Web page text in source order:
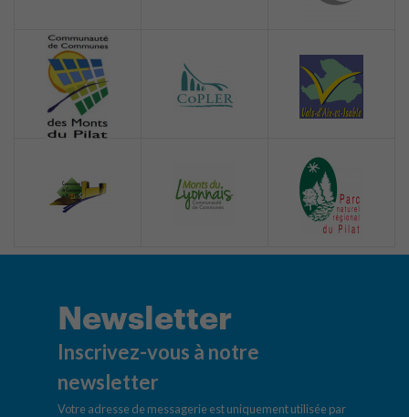
Newsletter
Inscrivez-vous à notre
newsletter
Votre adresse de messagerie est uniquement utilisée par